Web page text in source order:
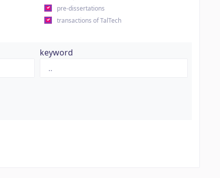
pre-dissertations
transactions of TalTech
keyword